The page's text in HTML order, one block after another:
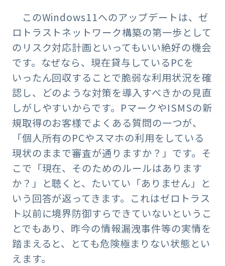
このWindows11へのアップデートは、ゼ
ロトラストネットワーク構築の第一歩として
のリスク対応計画といってもいい絶好の機会
です。なぜなら、現在貸与しているPCを
いったん回収することで脆弱な利用状況を確
認し、どのような対策を導入すべきかの見直
しがしやすいからです。PマークやISMSの新
規取得のお客様でよくある質問の一つが、
「個人所有のPCやスマホの利用をしている
現状のままで審査が通りますか？」です。そ
こで「現在、そのためのルールはあります
か？」と聴くと、たいてい「ありません」と
いう回答が返ってきます。これはゼロトラス
ト以前に境界防御すらできていないというこ
とでもあり、昨今の情報漏洩事件等の実情を
踏まえると、とても危険極まりない状態とい
えます。